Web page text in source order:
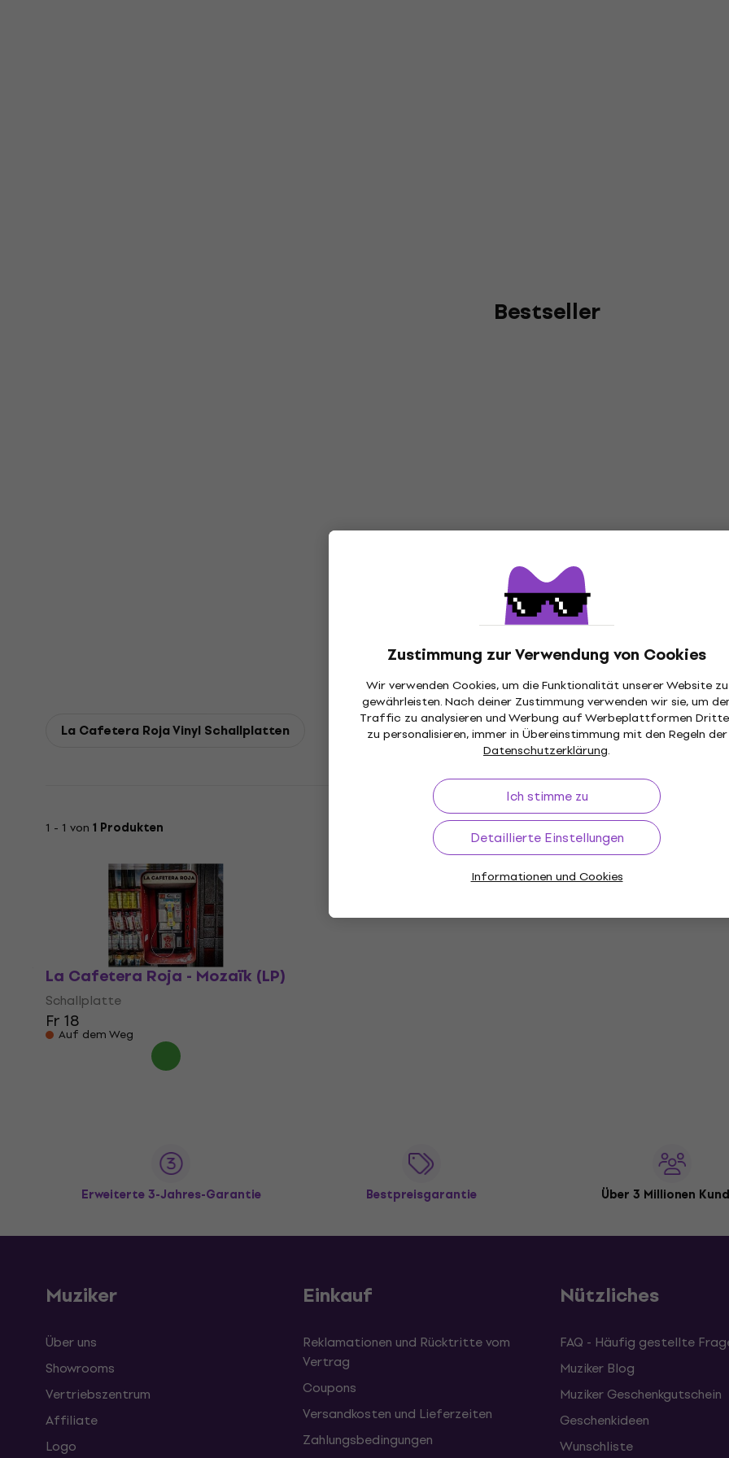
Zustimmung zur Verwendung von Cookies
Wir verwenden Cookies, um die Funktionalität unserer Website zu
gewährleisten. Nach deiner Zustimmung verwenden wir sie, um
Traffic zu analysieren und Werbung auf Werbeplattformen
zu personalisieren, immer in Übereinstimmung mit den Regeln der
Datenschutzerklärung.
Ich stimme zu
Detaillierte Einstellungen
Informationen und Cookies
Bestseller
La Cafetera Roja Vinyl Schallplatten
1 - 1 von 1 Produkten
La Cafetera Roja - Mozaïk (LP)
Schallplatte
Fr 18
Auf dem Weg
Erweiterte 3-Jahres-Garantie Bestpreisgarantie Über 3 Millionen
Muziker
Über uns
Showrooms
Vertriebszentrum
Affiliate
Logo
Einkauf
Reklamationen und Rücktritte vom
Vertrag
Coupons
Versandkosten und Lieferzeiten
Zahlungsbedingungen
Nützliches
FAQ - Häufig gestellte
Muziker Blog
Muziker Geschenkgutschein
Geschenkideen
Wunschliste